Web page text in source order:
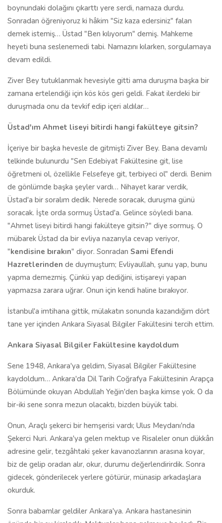
boynundaki dolağını çıkarttı yere serdi, namaza durdu.
Sonradan öğreniyoruz ki hâkim "Siz kaza edersiniz" falan
demek istemiş… Üstad "Ben kılıyorum" demiş. Mahkeme
heyeti buna seslenemedi tabi. Namazını kılarken, sorgulamaya
devam edildi.
Ziver Bey tutuklanmak hevesiyle gitti ama duruşma başka bir
zamana ertelendiği için kös kös geri geldi. Fakat ilerdeki bir
duruşmada onu da tevkif edip içeri aldılar…
Üstad'ım Ahmet liseyi bitirdi hangi fakülteye gitsin?
İçeriye bir başka hevesle de gitmişti Ziver Bey. Bana devamlı
telkinde bulunurdu "Sen Edebiyat Fakültesine git, lise
öğretmeni ol, özellikle Felsefeye git, terbiyeci ol" derdi. Benim
de gönlümde başka şeyler vardı… Nihayet karar verdik,
Üstad'a bir soralım dedik. Nerede soracak, duruşma günü
soracak. İşte orda sormuş Üstad'a. Gelince söyledi bana.
"Ahmet liseyi bitirdi hangi fakülteye gitsin?" diye sormuş. O
mübarek Üstad da bir evliya nazarıyla cevap veriyor,
"kendisine bırakın" diyor. Sonradan Sami Efendi
Hazretlerinden de duymuştum; Evliyaullah, şunu yap, bunu
yapma demezmiş. Çünkü yap dediğini, istişareyi yapan
yapmazsa zarara uğrar. Onun için kendi haline bırakıyor.
İstanbul'a imtihana gittik, mülakatın sonunda kazandığım dört
tane yer içinden Ankara Siyasal Bilgiler Fakültesini tercih ettim.
Ankara Siyasal Bilgiler Fakültesine kaydoldum
Sene 1948, Ankara'ya geldim, Siyasal Bilgiler Fakültesine
kaydoldum… Ankara'da Dil Tarih Coğrafya Fakültesinin Arapça
Bölümünde okuyan Abdullah Yeğin'den başka kimse yok. O da
bir-iki sene sonra mezun olacaktı, bizden büyük tabi.
Onun, Araçlı şekerci bir hemşerisi vardı; Ulus Meydanı'nda
Şekerci Nuri. Ankara'ya gelen mektup ve Risaleler onun dükkân
adresine gelir, tezgâhtaki şeker kavanozlarının arasına koyar,
biz de gelip oradan alır, okur, durumu değerlendirirdik. Sonra
gidecek, gönderilecek yerlere götürür, münasip arkadaşlara
okurduk.
Sonra babamlar geldiler Ankara'ya. Ankara hastanesinin